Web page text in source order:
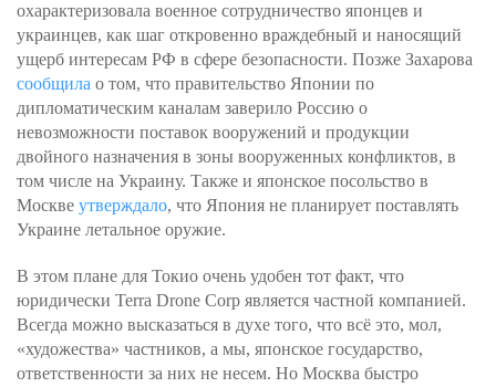
охарактеризовала военное сотрудничество японцев и
украинцев, как шаг откровенно враждебный и наносящий
ущерб интересам РФ в сфере безопасности. Позже Захарова
сообщила о том, что правительство Японии по
дипломатическим каналам заверило Россию о
невозможности поставок вооружений и продукции
двойного назначения в зоны вооруженных конфликтов, в
том числе на Украину. Также и японское посольство в
Москве утверждало, что Япония не планирует поставлять
Украине летальное оружие.
В этом плане для Токио очень удобен тот факт, что
юридически Terra Drone Corp является частной компанией.
Всегда можно высказаться в духе того, что всё это, мол,
«художества» частников, а мы, японское государство,
ответственности за них не несем. Но Москва быстро